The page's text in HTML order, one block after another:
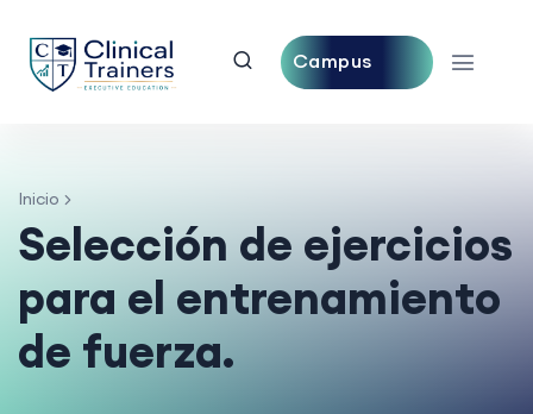
Campus
Inicio
Selección de ejercicios
para el entrenamiento
de fuerza.